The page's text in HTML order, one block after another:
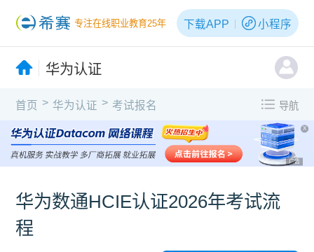
专注在线职业教育25年 下载APP 小程序
华为认证
首页 > 华为认证 > 考试报名 导航
X
广告
华为数通HCIE认证2026年考试流
程